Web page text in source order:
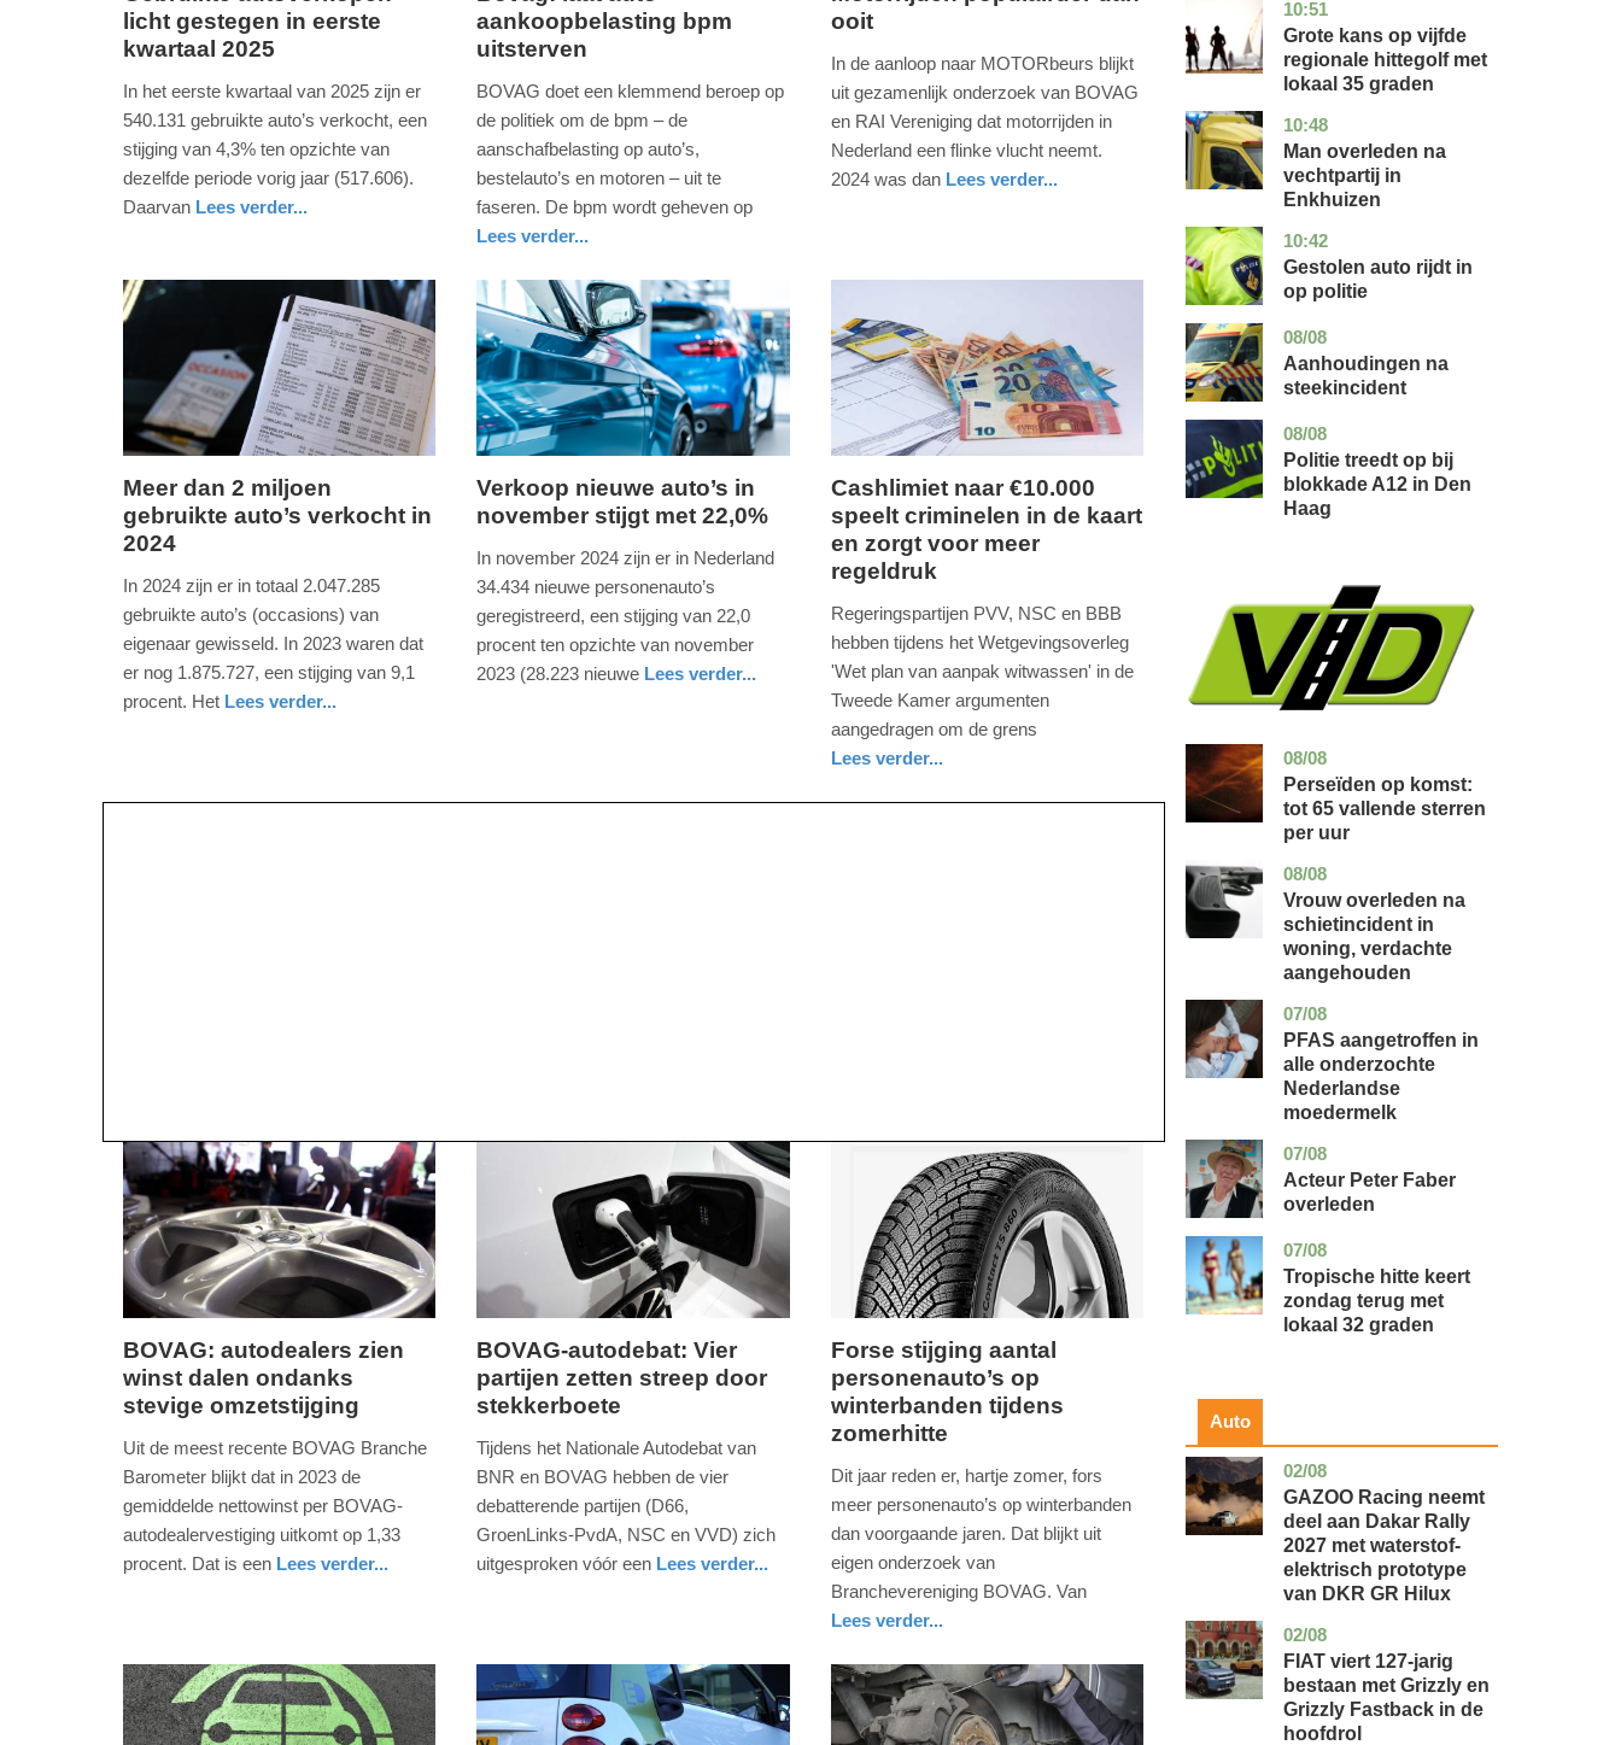
20:57
woensdag,
2.
12:24
04-
2025
licht gestegen in eerste
kwartaal 2025
In het eerste kwartaal van 2025 zijn er
540.131 gebruikte auto’s verkocht, een
stijging van 4,3% ten opzichte van
dezelfde periode vorig jaar (517.606).
Daarvan Lees verder...
vrijdag,
14.
04-
2025
09:10
aankoopbelasting bpm
uitsterven
BOVAG doet een klemmend beroep op
de politiek om de bpm – de
aanschafbelasting op auto’s,
bestelauto’s en motoren – uit te
faseren. De bpm wordt geheven op
Lees verder...
maandag,
2025
04-
09:10
ooit
In de aanloop naar MOTORbeurs blijkt
uit gezamenlijk onderzoek van BOVAG
en RAI Vereniging dat motorrijden in
Nederland een flinke vlucht neemt.
2024 was dan Lees verder...
donderdag,
2.
-
16:41
Update:
2025
Meer dan 2 miljoen
gebruikte auto’s verkocht in
2024
In 2024 zijn er in totaal 2.047.285
gebruikte auto’s (occasions) van
eigenaar gewisseld. In 2023 waren dat
er nog 1.875.727, een stijging van 9,1
procent. Het Lees verder...
zondag,
-
20:17
2025
Verkoop nieuwe auto’s in
november stijgt met 22,0%
In november 2024 zijn er in Nederland
34.434 nieuwe personenauto’s
geregistreerd, een stijging van 22,0
procent ten opzichte van november
2023 (28.223 nieuwe Lees verder...
maandag,
23.
september
2024
-
10:23
Update:
09-
2025
Cashlimiet naar €10.000
speelt criminelen in de kaart
en zorgt voor meer
regeldruk
Regeringspartijen PVV, NSC en BBB
hebben tijdens het Wetgevingsoverleg
'Wet plan van aanpak witwassen' in de
Tweede Kamer argumenten
aangedragen om de grens
Lees verder...
holland
vrijdag,
22.
20:25
Update:
2025
09:10
BOVAG: autodealers zien
winst dalen ondanks
stevige omzetstijging
Uit de meest recente BOVAG Branche
Barometer blijkt dat in 2023 de
gemiddelde nettowinst per BOVAG-
autodealervestiging uitkomt op 1,33
procent. Dat is een Lees verder...
vrijdag,
17.
2023
Update:
2025
09:10
BOVAG-autodebat: Vier
partijen zetten streep door
stekkerboete
Tijdens het Nationale Autodebat van
BNR en BOVAG hebben de vier
debatterende partijen (D66,
GroenLinks-PvdA, NSC en VVD) zich
uitgesproken vóór een Lees verder...
woensdag,
30.
augustus
2023
09:22
Update:
09-
2025
09:10
Forse stijging aantal
personenauto’s op
winterbanden tijdens
zomerhitte
Dit jaar reden er, hartje zomer, fors
meer personenauto’s op winterbanden
dan voorgaande jaren. Dat blijkt uit
eigen onderzoek van
Branchevereniging BOVAG. Van
Lees verder...
10:51
utrecht
nieuws
Grote kans op vijfde
regionale hittegolf met
lokaal 35 graden
10:48
noord-
holland
nieuws
Man overleden na
vechtpartij in
Enkhuizen
10:42
noord-
brabant
nieuws
Gestolen auto rijdt in
op politie
08/08
utrecht
nieuws
Aanhoudingen na
steekincident
08/08
zuid-
holland
nieuws
Politie treedt op bij
blokkade A12 in Den
Haag
08/08
utrecht
nieuws
Perseïden op komst:
tot 65 vallende sterren
per uur
08/08
zuid-
holland
nieuws
Vrouw overleden na
schietincident in
woning, verdachte
aangehouden
07/08
utrecht
gezondheid
PFAS aangetroffen in
alle onderzochte
Nederlandse
moedermelk
07/08
noord-
holland
glossy
Acteur Peter Faber
overleden
07/08
utrecht
nieuws
Tropische hitte keert
zondag terug met
lokaal 32 graden
Auto
02/08
auto
GAZOO Racing neemt
deel aan Dakar Rally
2027 met waterstof-
elektrisch prototype
van DKR GR Hilux
02/08
auto
FIAT viert 127-jarig
bestaan met Grizzly en
Grizzly Fastback in de
hoofdrol